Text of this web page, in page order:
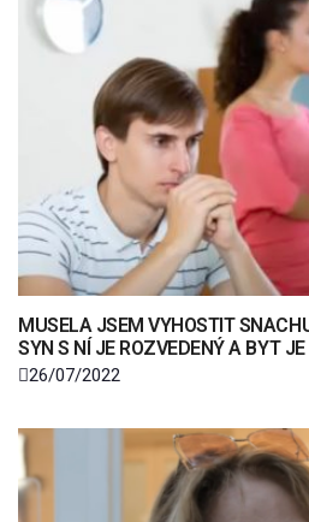
MUSELA JSEM VYHOSTIT
SYN S NÍ JE ROZVEDENÝ A BYT
26/07/2022